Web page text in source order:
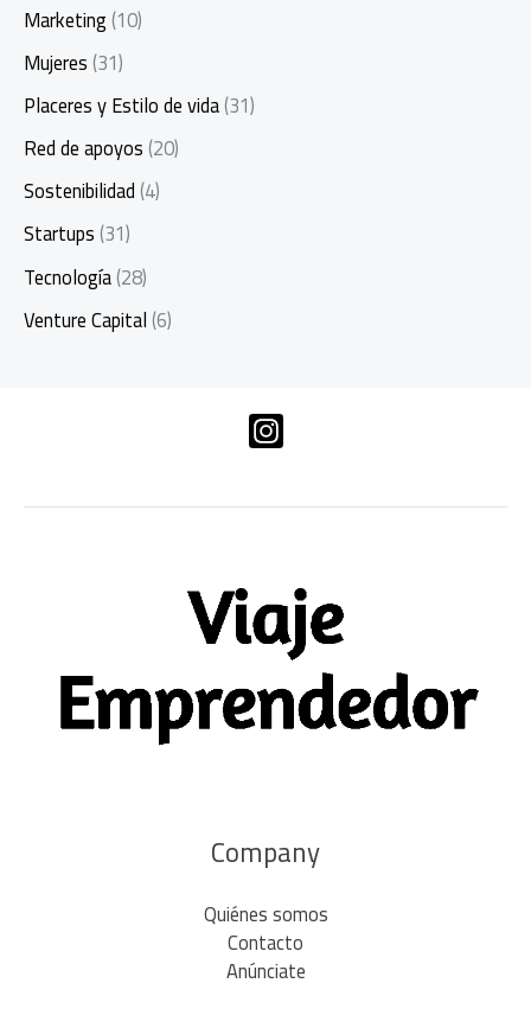
Marketing(10)
Mujeres(31)
Placeres y Estilo de vida(31)
Red de apoyos(20)
Sostenibilidad(4)
Startups(31)
Tecnología(28)
Venture Capital(6)
Company
Quiénes somos
Contacto
Anúnciate